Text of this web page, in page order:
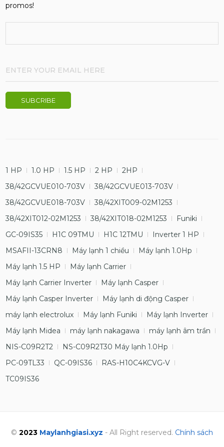
promos!
1 HP 1.0 HP 1.5 HP 2 HP
2HP
38/42GCVUE010-703V
38/42GCVUE013-703V
38/42GCVUE018-703V
38/42XIT009-02M1253
38/42XIT012-02M1253
38/42XIT018-02M1253
Funiki
GC-09IS35
H1C 09TMU H1C 12TMU
Inverter 1 HP
MSAFII-13CRN8
Máy lạnh 1 chiều
Máy lạnh 1.0Hp
Máy lạnh 1.5 HP
Máy lạnh Carrier
Máy lạnh Carrier Inverter
Máy lạnh Casper
Máy lạnh Casper Inverter
Máy lạnh di động Casper
máy lạnh electrolux
Máy lạnh Funiki
Máy lạnh Inverter
Máy lạnh Midea
máy lạnh nakagawa
máy lạnh âm trần
NIS-C09R2T2
NS-C09R2T30 Máy lạnh 1.0Hp
PC-09TL33
QC-09IS36
RAS-H10C4KCVG-V
TC09IS36
© 2023 Maylanhgiasi.xyz - All Right reserved. Chính sách